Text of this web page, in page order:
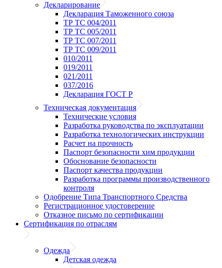
Декларирование
Декларация Таможенного союза
ТР ТС 004/2011
ТР ТС 005/2011
ТР ТС 007/2011
ТР ТС 009/2011
010/2011
019/2011
021/2011
037/2016
Декларация ГОСТ Р
Техническая документация
Технические условия
Разработка руководства по эксплуатации
Разработка технологических инструкции
Расчет на прочность
Паспорт безопасности хим продукции
Обоснование безопасности
Паспорт качества продукции
Разработка программы производственного
контроля
Одобрение Типа Транспортного Средства
Регистрационное удостоверение
Отказное письмо по сертификации
Сертификация по отраслям
Одежда
Детская одежда